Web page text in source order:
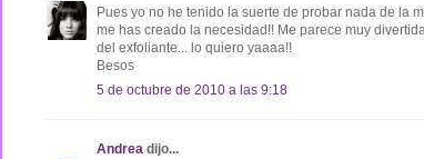
Pues yo no he tenido la suerte de probar nada de la
me has creado la necesidad!! Me parece muy
del exfoliante... lo quiero yaaaa!!
Besos
5 de octubre de 2010 a las 9:18
Andrea dijo...